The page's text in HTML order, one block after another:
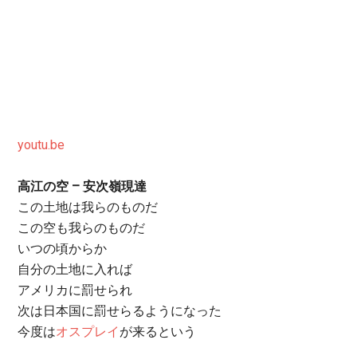
youtu.be
高江の空 – 安次嶺現達
この土地は我らのものだ
この空も我らのものだ
いつの頃からか
自分の土地に入れば
アメリカに罰せられ
次は日本国に罰せらるようになった
今度はオスプレイ が来るという